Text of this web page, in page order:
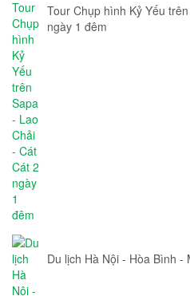
Tour Chụp hình Kỷ Yếu
ngày 1 đêm
Du lịch Hà Nội - Hòa Bình